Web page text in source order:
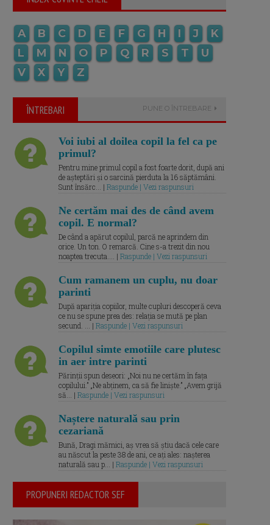
A B C D E F G H I J
K
L
M N O P Q R S T
U
V
X Y Z
ÎNTREBARI PUNE O ÎNTREBARE
Voi iubi al doilea copil la fel ca pe
primul?
Pentru mine primul copil a fost foarte dorit, după ani
de așteptări și o sarcină pierduta la 16 săptămâni.
Sunt însărc... | Raspunde | Vezi raspunsuri
Ne certăm mai des de când avem
copil. E normal?
De când a apărut copilul, parcă ne aprindem din
orice. Un ton. O remarcă. Cine s-a trezit din nou
noaptea trecuta.... | Raspunde | Vezi raspunsuri
Cum ramanem un cuplu, nu doar
parinti
După apariția copiilor, multe cupluri descoperă ceva
ce nu se spune prea des: relația se mută pe plan
secund. ... | Raspunde | Vezi raspunsuri
Copilul simte emotiile care plutesc
in aer intre parinti
Părinții spun deseori: „Noi nu ne certăm în fața
copilului.” „Ne abținem, ca să fie liniște.” „Avem grijă
să... | Raspunde | Vezi raspunsuri
Naștere naturală sau prin
cezariană
Bună, Dragi mămici, aș vrea să știu dacă cele care
au născut la peste 38 de ani, ce ați ales: nașterea
naturală sau p... | Raspunde | Vezi raspunsuri
PROPUNERI REDACTOR SEF